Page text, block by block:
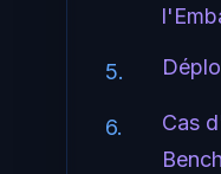
5.
6.
Cas